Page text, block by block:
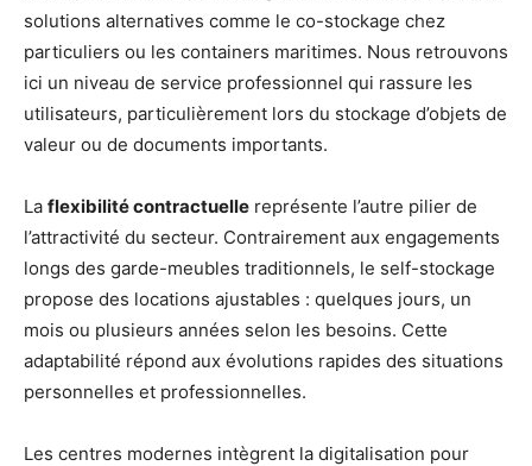
solutions alternatives comme le co-stockage chez
particuliers ou les containers maritimes. Nous retrouvons
ici un niveau de service professionnel qui rassure les
utilisateurs, particulièrement lors du stockage d’objets de
valeur ou de documents importants.
La flexibilité contractuelle représente l’autre pilier de
l’attractivité du secteur. Contrairement aux engagements
longs des garde-meubles traditionnels, le self-stockage
propose des locations ajustables : quelques jours, un
mois ou plusieurs années selon les besoins. Cette
adaptabilité répond aux évolutions rapides des situations
personnelles et professionnelles.
Les centres modernes intègrent la digitalisation pour